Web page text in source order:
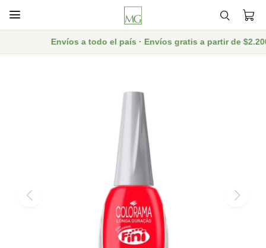

Envíos a todo el país · Envíos gratis a partir de